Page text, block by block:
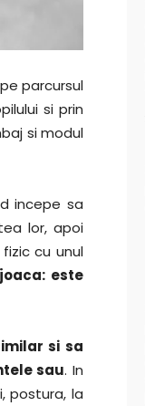
parcursul
si prin
si modul
incepe sa
lor, apoi
cu unul
este
si sa
sau. In
postura, la